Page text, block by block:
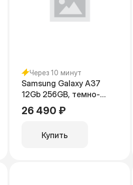
Через 10 минут
Samsung Galaxy A37
12Gb 256GB, темно-
зеленый
26 490 ₽
Купить